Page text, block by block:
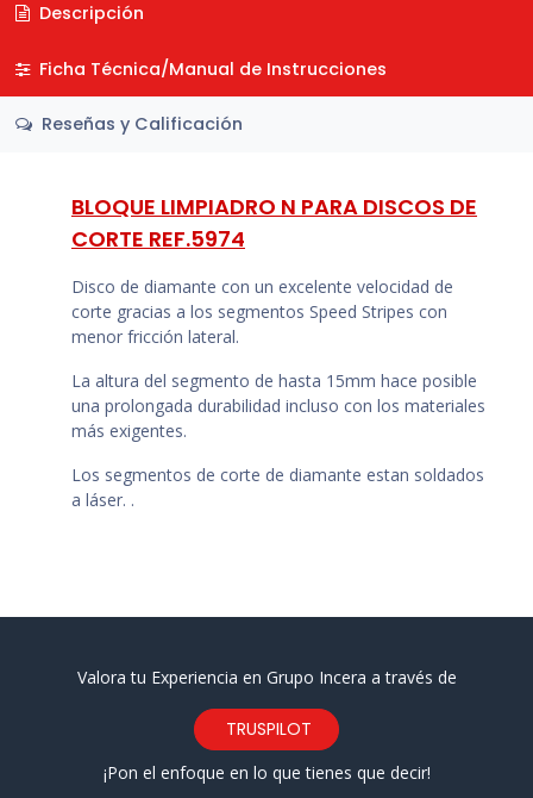
Descripción
Ficha Técnica/Manual de Instrucciones
Reseñas y Calificación
BLOQUE LIMPIADRO N PARA DISCOS DE
CORTE REF.5974
Disco de diamante con un excelente velocidad de
corte gracias a los segmentos Speed Stripes con
menor fricción lateral.
La altura del segmento de hasta 15mm hace posible
una prolongada durabilidad incluso con los materiales
más exigentes.
Los segmentos de corte de diamante estan soldados
a láser. .
Valora tu Experiencia en Grupo Incera a través de
TRUSPILOT
¡Pon el enfoque en lo que tienes que decir!